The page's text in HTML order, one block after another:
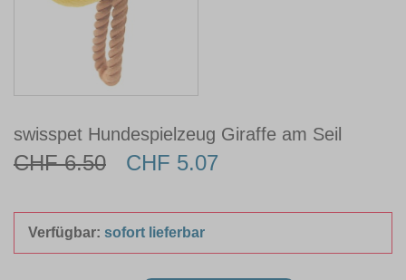
swisspet Hundespielzeug Giraffe am Seil
CHF 6.50 CHF 5.07
Verfügbar: sofort lieferbar